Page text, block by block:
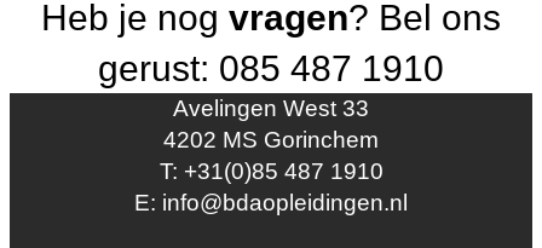
Heb je nog vragen? Bel ons
gerust: 085 487 1910
Avelingen West 33
4202 MS Gorinchem
T: +31(0)85 487 1910
E: info@bdaopleidingen.nl